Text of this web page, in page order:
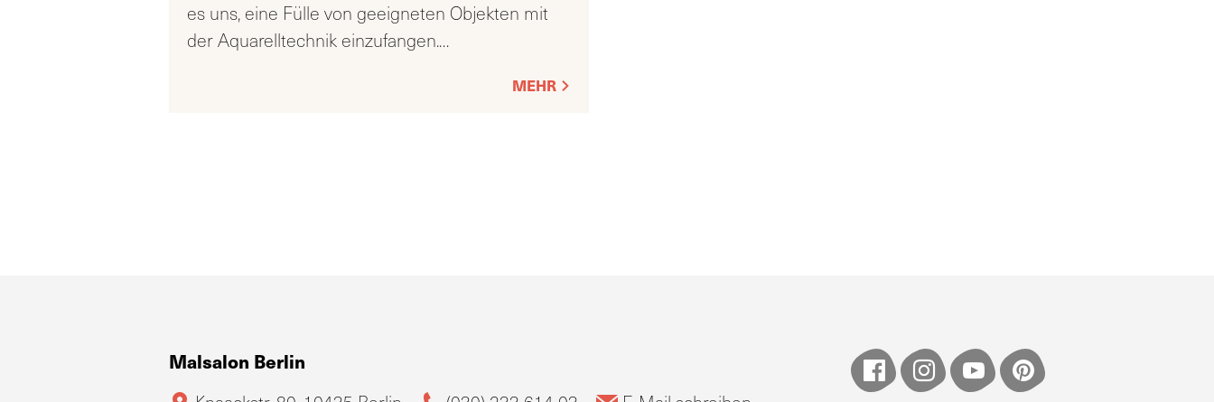
es uns, eine Fülle von geeigneten Objekten mit
der Aquarelltechnik einzufangen.…
MEHR
Malsalon Berlin